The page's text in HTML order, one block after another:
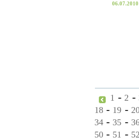
06.07.2010
1 -2 -
18 - 19 -
34 - 35 -
50 - 51 - 52